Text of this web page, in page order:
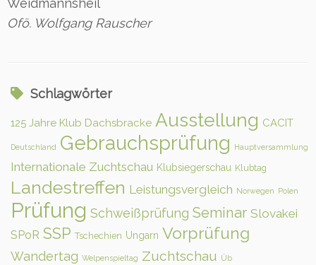
Ofö. Wolfgang Rauscher
Schlagwörter
125 Jahre Klub Dachsbracke Ausstellung CACIT
Deutschland Gebrauchsprüfung Hauptversammlung
Internationale Zuchtschau Klubsiegerschau Klubtag
Landestreffen Leistungsvergleich Norwegen Polen
Prüfung Schweißprüfung Seminar Slovakei
SPoR SSP Tschechien Ungarn Vorprüfung
Wandertag Welpenspieltag Zuchtschau Üb